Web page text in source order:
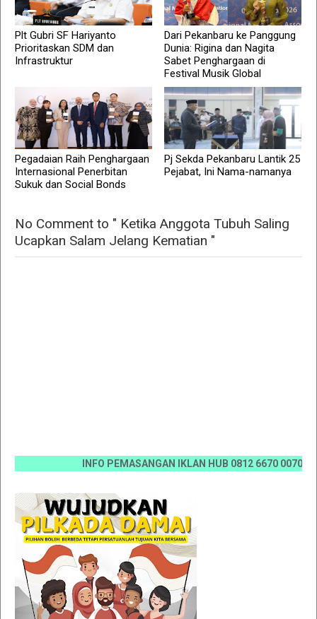
Plt Gubri SF Hariyanto
Prioritaskan SDM dan
Infrastruktur
Dari Pekanbaru ke Panggung
Dunia: Rigina dan Nagita
Sabet Penghargaan di
Festival Musik Global
Pegadaian Raih Penghargaan
Internasional Penerbitan
Sukuk dan Social Bonds
Pj Sekda Pekanbaru Lantik 25
Pejabat, Ini Nama-namanya
No Comment to " Ketika Anggota Tubuh Saling
Ucapkan Salam Jelang Kematian "
INFO PEMASANGAN IKLAN HUB 0812 6670 0070 /